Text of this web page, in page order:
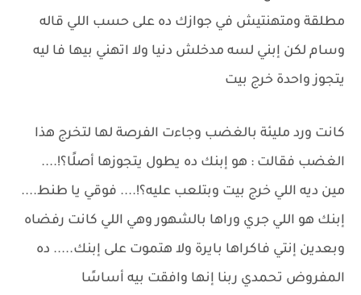
مطلقة ومتهنتيش في جوازك ده على حسب اللي قاله
وسام لكن إبني لسه مدخلش دنيا ولا اتهني بيها فا ليه
يتجوز واحدة خرج بيت
كانت ورد مليئة بالغضب وجاءت الفرصة لها لتخرج هذا
الغضب فقالت : هو إبنك ده يطول يتجوزها أصلًا؟!....
مين ديه اللي خرج بيت وبتلعب عليه؟!.... فوقي يا طنط....
إبنك هو اللي جري وراها بالشهور وهي اللي كانت رفضاه
وبعدين إنتي فاكراها بايرة ولا هتموت على إبنك..... ده
المفروض تحمدي ربنا إنها وافقت بيه أساسًا